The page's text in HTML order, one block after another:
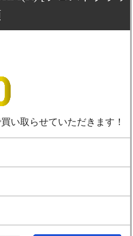
い取らせていただきます！